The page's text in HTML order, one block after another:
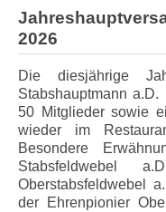
2026
Die diesjährige
Stabshauptmann
50 Mitglieder sowie
wieder im
Besondere
Stabsfeldwebel
Oberstabsfeldwebel
der Ehrenpionier